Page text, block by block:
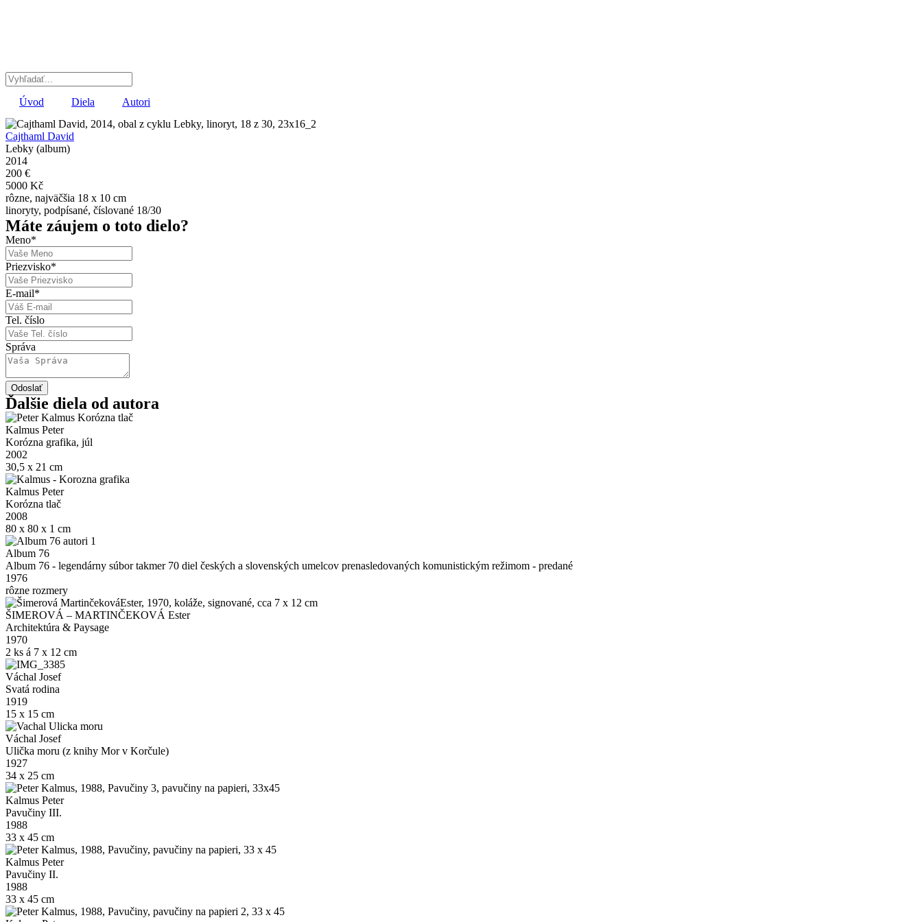
Úvod Diela Autori
Cajthaml David
Lebky (album)
2014
200 €
5000 Kč
rôzne, najväčšia 18 x 10 cm
linoryty, podpísané, číslované 18/30
Máte záujem o toto dielo?
Meno*
Priezvisko*
E-mail*
Tel. číslo
Správa
Odoslať
Ďalšie diela od autora
Kalmus Peter
Korózna grafika, júl
2002
30,5 x 21 cm
Kalmus Peter
Korózna tlač
2008
80 x 80 x 1 cm
Album 76
Album 76 - legendárny súbor takmer 70 diel českých a slovenských umelcov prenasledovaných komunistickým režimom - predané
1976
rôzne rozmery
ŠIMEROVÁ – MARTINČEKOVÁ Ester
Architektúra & Paysage
1970
2 ks á 7 x 12 cm
Váchal Josef
Svatá rodina
1919
15 x 15 cm
Váchal Josef
Ulička moru (z knihy Mor v Korčule)
1927
34 x 25 cm
Kalmus Peter
Pavučiny III.
1988
33 x 45 cm
Kalmus Peter
Pavučiny II.
1988
33 x 45 cm